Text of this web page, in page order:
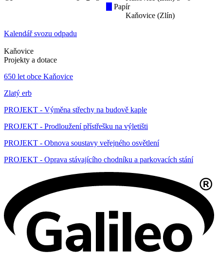
Papír
Kaňovice (Zlín)
Kalendář svozu odpadu
Kaňovice
Projekty a dotace
650 let obce Kaňovice
Zlatý erb
PROJEKT - Výměna střechy na budově kaple
PROJEKT - Prodloužení přístřešku na výletišti
PROJEKT - Obnova soustavy veřejného osvětlení
PROJEKT - Oprava stávajícího chodníku a parkovacích stání